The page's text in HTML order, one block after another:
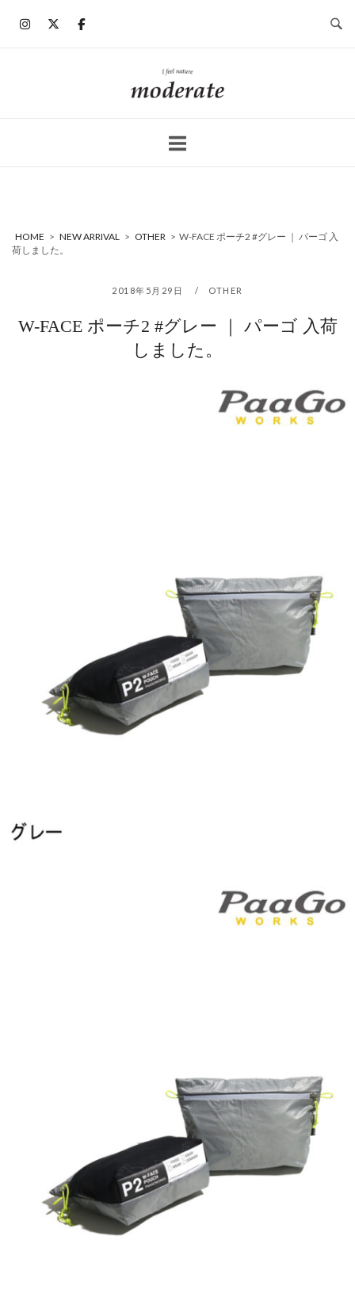
ホ
ー
HOME > NEW ARRIVAL > OTHER > W-FACE ポーチ2 #グレー ｜ パーゴ 入
荷しました。
2018年5月29日 OTHER
W-FACE ポーチ2 #グレー ｜ パーゴ 入荷
しました。